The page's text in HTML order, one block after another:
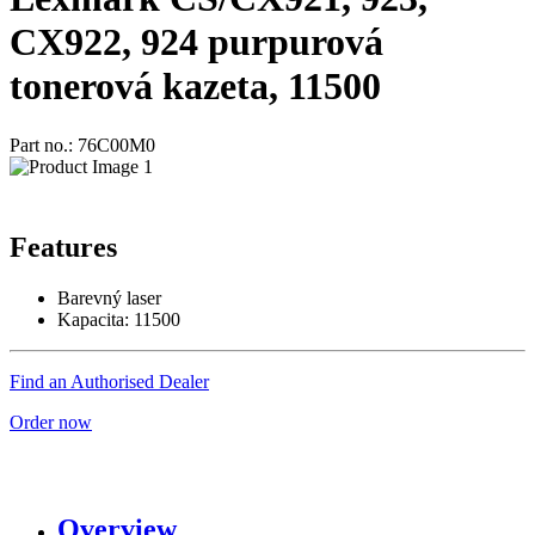
CX922, 924 purpurová
tonerová kazeta, 11500
Part no.: 76C00M0
Features
Barevný laser
Kapacita: 11500
Find an Authorised Dealer
Order now
Overview